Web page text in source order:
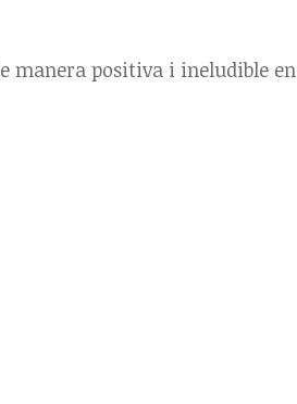
manera positiva i ineludible en